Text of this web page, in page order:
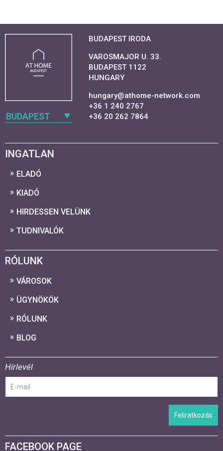
BUDAPEST
BUDAPEST IRODA
VAROSMAJOR U. 33.
BUDAPEST 1122
HUNGARY
hungary@athome-network.com
+36 1 240 2767
+36 20 262 7864
INGATLAN
ELADÓ
KIADÓ
HIRDESSEN VELÜNK
TUDNIVALÓK
RÓLUNK
VÁROSOK
ÜGYNÖKÖK
RÓLUNK
BLOG
Hírlevél
Feliratkozás
FACEBOOK PAGE